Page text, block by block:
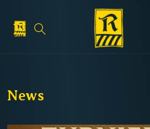
Inhalt
News
Versand & Lieferung